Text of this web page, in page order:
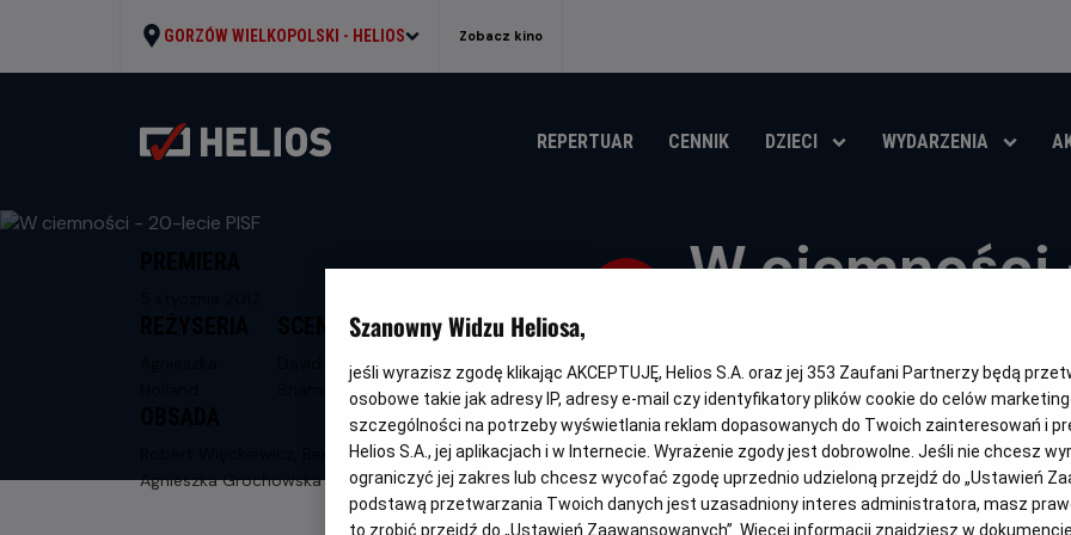
GORZÓW WIELKOPOLSKI - HELIOS Zobacz kino
REPERTUAR CENNIK DZIECI WYDARZENIA
W
Oryginalny
tytuł
In Darkness Gatunek
Wojenny / Dramat
Minimalny
wiek
Od 13 latCzas
trwania
145 min
i
OBSERWUJ
SCENARIUSZ
Shamoon
Robert Więckiewicz, Benno Furmann,
Agnieszka Grochowska
Szanowny Widzu Heliosa,
jeśli wyrazisz zgodę klikając AKCEPTUJĘ, Helios S.A. oraz jej 353 Zaufani Partnerzy będą
osobowe takie jak adresy IP, adresy e-mail czy identyfikatory plików cookie do celów
szczególności na potrzeby wyświetlania reklam dopasowanych do Twoich zainteresowań i
Helios S.A., jej aplikacjach i w Internecie. Wyrażenie zgody jest dobrowolne. Jeśli nie chcesz
ograniczyć jej zakres lub chcesz wycofać zgodę uprzednio udzieloną przejdź do „Ustawień
podstawą przetwarzania Twoich danych jest uzasadniony interes administratora, masz
to zrobić przejdź do „Ustawień Zaawansowanych”. Więcej informacji znajdziesz w dokumencie